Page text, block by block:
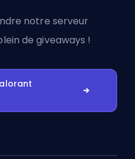
notre serveur
de giveaways !